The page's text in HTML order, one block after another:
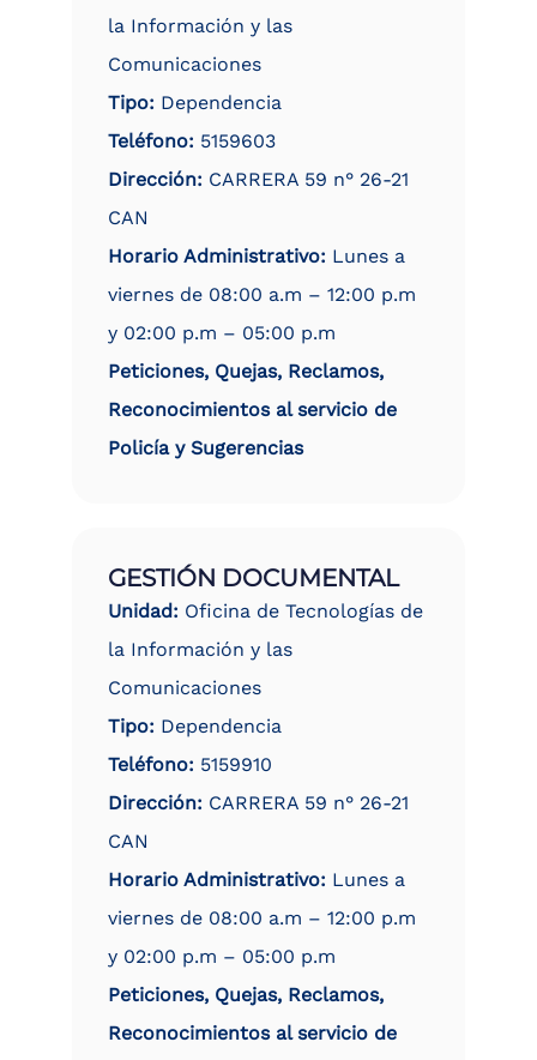
la Información y las
Comunicaciones
Tipo: Dependencia
Teléfono: 5159603
Dirección: CARRERA 59 n° 26-21
CAN
Horario Administrativo: Lunes a
viernes de 08:00 a.m – 12:00 p.m
y 02:00 p.m – 05:00 p.m
Peticiones, Quejas, Reclamos,
Reconocimientos al servicio de
Policía y Sugerencias
GESTIÓN DOCUMENTAL
Unidad: Oficina de Tecnologías de
la Información y las
Comunicaciones
Tipo: Dependencia
Teléfono: 5159910
Dirección: CARRERA 59 n° 26-21
CAN
Horario Administrativo: Lunes a
viernes de 08:00 a.m – 12:00 p.m
y 02:00 p.m – 05:00 p.m
Peticiones, Quejas, Reclamos,
Reconocimientos al servicio de